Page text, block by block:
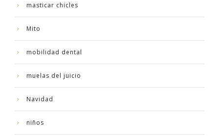
masticar chicles
Mito
mobilidad dental
muelas del juicio
Navidad
niños